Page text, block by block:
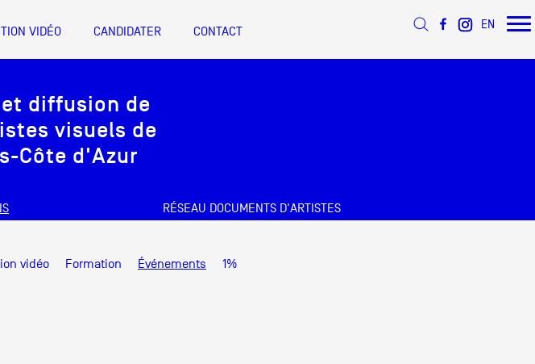
VIDÉO CANDIDATER CONTACT
EN
diffusion de
visuels de
Côte d'Azur
RÉSEAU DOCUMENTS D'ARTISTES
et diffusion de
Côte d'Azur
Alpes-Côte d’Azur
des magasins
A à Z
vidéos
vidéo Formation Événements 1%